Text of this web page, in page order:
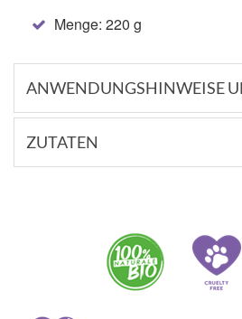
Menge: 220 g
ZUTATEN